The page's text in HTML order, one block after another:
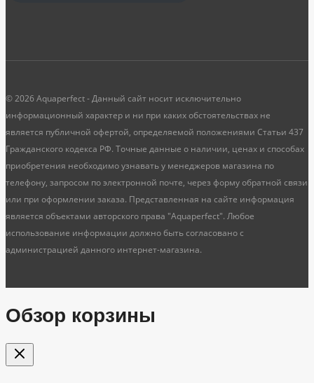
© 2026 Aquaperfect - Данный сайт носит исключительно
информационный характер и ни при каких обстоятельствах не
является публичной офертой, определяемой положениями Статьи 437
Гражданского кодекса РФ. Точные данные о наличии, ценах и способах
приобретения необходимо узнавать у менеджеров магазина по
телефону, запросом по электронной почте, через форму обратной связи
или при оформлении заказа. Представленная на сайте информация
является объектами авторского права "Aquaperfect". Любое
использование информации должно быть согласовано с
администрацией данного интернет-магазина.
Обзор корзины